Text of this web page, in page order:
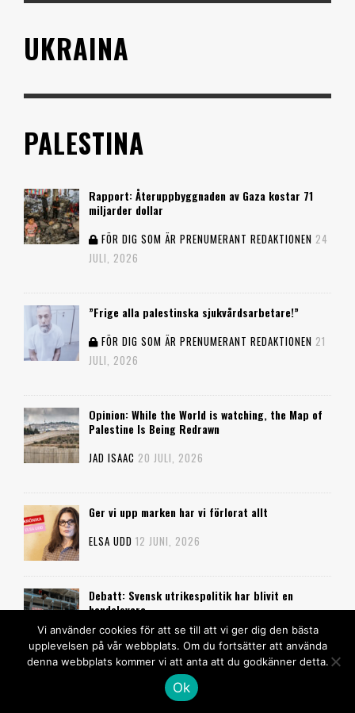
UKRAINA
PALESTINA
Rapport: Återuppbyggnaden av Gaza kostar 71
miljarder dollar
FÖR DIG SOM ÄR PRENUMERANT REDAKTIONEN 24
JULI, 2026
”Frige alla palestinska sjukvårdsarbetare!”
FÖR DIG SOM ÄR PRENUMERANT REDAKTIONEN 21
JULI, 2026
Opinion: While the World is watching, the Map of
Palestine Is Being Redrawn
JAD ISAAC 20 JULI, 2026
Ger vi upp marken har vi förlorat allt
ELSA UDD 12 JUNI, 2026
Debatt: Svensk utrikespolitik har blivit en
handelsvara
JOHAN SCHAAR 4 MAJ, 2026
Kriget har kastat Gaza tillbaka till 1940-talet
Vi använder cookies för att se till att vi ger dig den bästa
upplevelsen på vår webbplats. Om du fortsätter att använda
denna webbplats kommer vi att anta att du godkänner detta.
Ok